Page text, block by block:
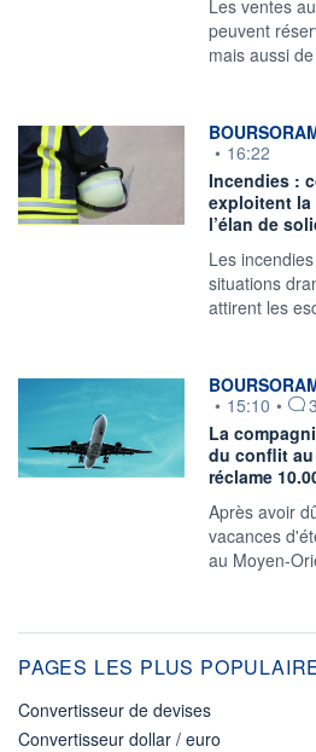
Les ventes
peuvent
mais aussi
information
• 16:22
Incendies :
exploitent la
l’élan de
Les
situations
attirent les
information
• 15:10 •
3
La
du conflit
réclame
Après avoir
vacances
au Moyen-
PAGES LES PLUS
Convertisseur de devises
Convertisseur dollar / euro